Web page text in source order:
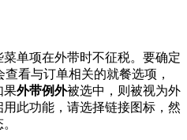
单项在外带时不征税。要确定
看与订单相关的就餐选项，
果外带例外被选中，则被视为外
此功能，请选择链接图标，然